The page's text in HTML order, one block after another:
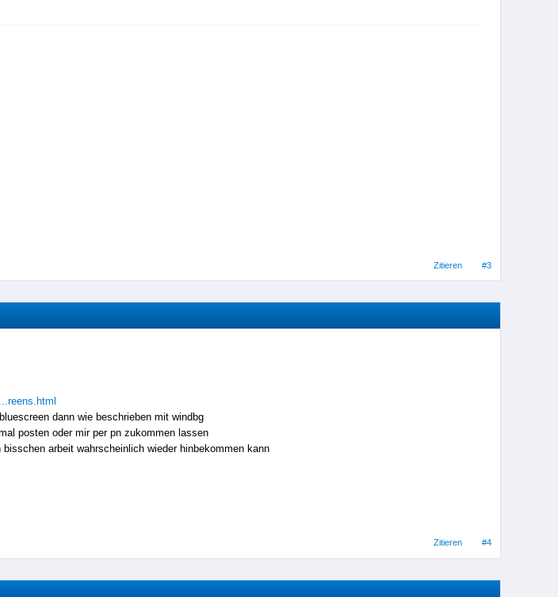
Zitieren #3
dann wie beschrieben mit windbg
posten oder mir per pn zukommen lassen
arbeit wahrscheinlich wieder hinbekommen kann
Zitieren #4